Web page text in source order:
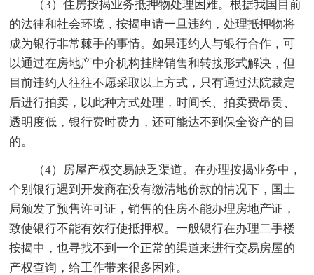
（3）住房按揭业务抵押物处理困难。根据我国目前
的法律和社会环境，按揭申请一旦违约，处理抵押物将
成为银行非常棘手的事情。如果违约人与银行合作，可
以通过在房地产中介机构挂牌销售和转接形式解决，但
目前违约人往往不愿采取以上方式，只有通过法院裁定
后进行拍卖，以此种方式处理，时间长、拍卖费昂贵、
透明度低，银行费时费力，还可能达不到保全资产的目
的。
（4）房屋产权交易缺乏渠道。在办理按揭业务中，
个别银行遇到开发商在没有缴清地价款的情况下，国土
局颁发了预售许可证，销售的住房不能办理房地产证，
致使银行不能有效行使抵押权。一般银行在办理二手楼
按揭中，也寻找不到一个正常的渠道来进行交易房屋的
产权查询，给工作带来很多困难。